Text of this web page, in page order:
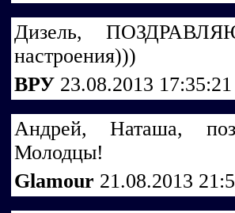
Дизель,
настроения)))
ВРУ 23.08.2013
Андрей, Наташа,
Молодцы!
Glamour 21.08.2013